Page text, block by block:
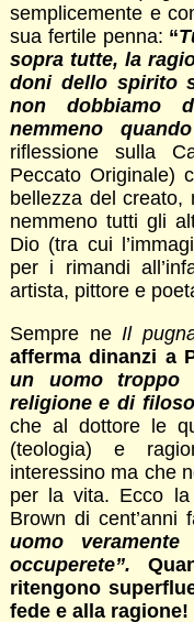
semplicemente e
sua fertile penna: “
sopra tutte, la
doni dello spirito
non dobbiamo
nemmeno
riflessione sulla
Peccato Originale)
bellezza del
nemmeno tutti gli
Dio (tra cui
per i rimandi
artista, pittore e
Sempre neIl
afferma dinanzi a
un uomo troppo
religione e di
che al dottore le
(teologia) e
interessino ma che
per la vita. Ecco la
Brown di cent’anni
uomo
occuperete”.
ritengono
fede e alla ragione!